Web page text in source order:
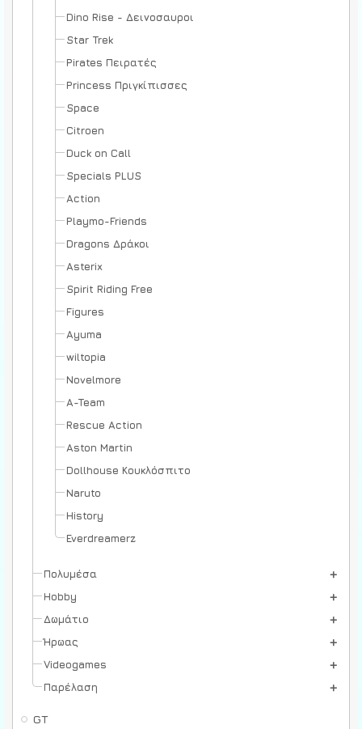
Dino Rise - Δεινοσαυροι
Star Trek
Pirates Πειρατές
Princess Πριγκίπισσες
Space
Citroen
Duck on Call
Specials PLUS
Action
Playmo-Friends
Dragons Δράκοι
Asterix
Spirit Riding Free
Figures
Ayuma
wiltopia
Novelmore
A-Team
Rescue Action
Aston Martin
Dollhouse Κουκλόσπιτο
Naruto
History
Everdreamerz
Πολυμέσα
Hobby
Δωμάτιο
Ήρωας
Videogames
Παρέλαση
GT